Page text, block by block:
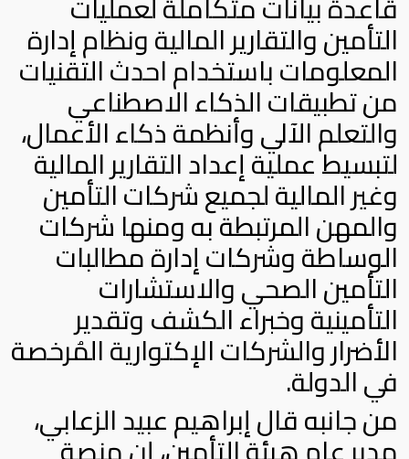
التأمين والتقارير المالية ونظام إدارة
المعلومات باستخدام احدث التقنيات
من تطبيقات الذكاء الاصطناعي
والتعلم الآلي وأنظمة ذكاء الأعمال،
لتبسيط عملية إعداد التقارير المالية
وغير المالية لجميع شركات التأمين
والمهن المرتبطة به ومنها شركات
الوساطة وشركات إدارة مطالبات
التأمين الصحي والاستشارات
التأمينية وخبراء الكشف وتقدير
الأضرار والشركات الإكتوارية المُرخصة
في الدولة.
من جانبه قال إبراهيم عبيد الزعابي،